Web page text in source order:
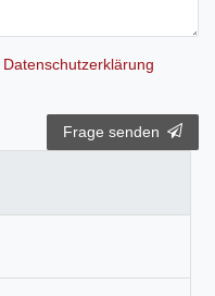
Daten­schutz­erklärung
Frage senden